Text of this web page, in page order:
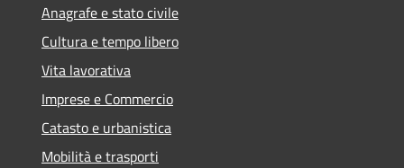
Anagrafe e stato civile
Cultura e tempo libero
Vita lavorativa
Imprese e Commercio
Catasto e urbanistica
Mobilità e trasporti